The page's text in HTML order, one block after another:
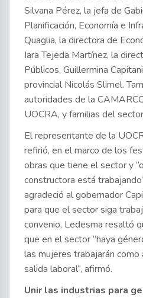
Silvana Pérez, la jefa de
Planificación, Economía e
Quaglia, la directora de
Iara Tejeda Martínez, la
Públicos, Guillermina
provincial Nicolás Slimel.
autoridades de la
UOCRA, y familias del
El representante de la
refirió, en el marco de los
obras que tiene el sector y
constructora está
agradeció al gobernador
para que el sector siga
convenio, Ledesma resaltó
que en el sector “haya
las mujeres trabajarán como
salida laboral”, afirmó.
Unir las industrias para